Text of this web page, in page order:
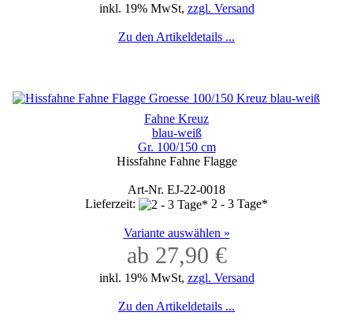
inkl. 19% MwSt, zzgl. Versand
Zu den Artikeldetails ...
Fahne Kreuz
blau-weiß
Gr. 100/150 cm
Hissfahne Fahne Flagge
Art-Nr. EJ-22-0018
Lieferzeit:
2 - 3 Tage*
Variante auswählen »
ab 27,90 €
inkl. 19% MwSt, zzgl. Versand
Zu den Artikeldetails ...